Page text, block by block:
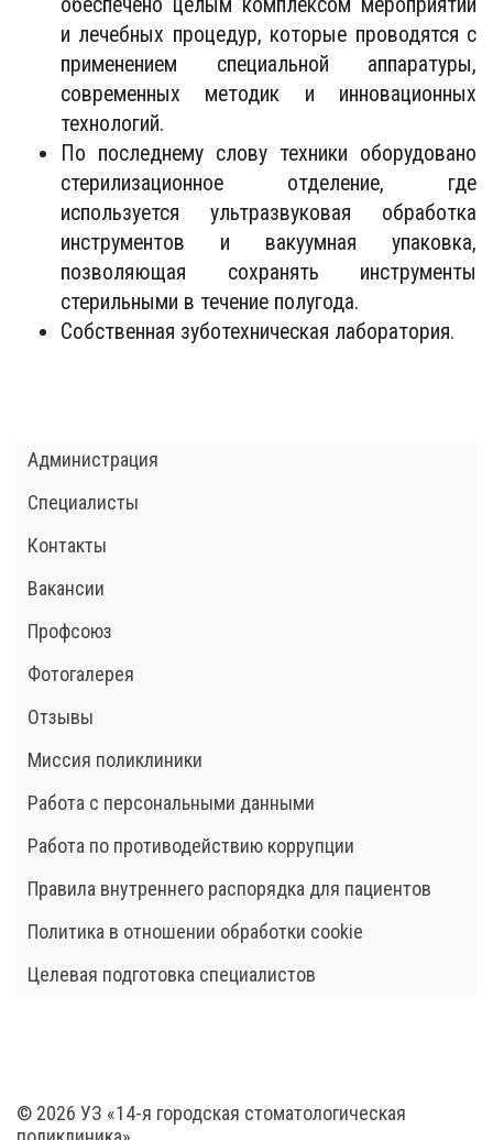
и лечебных процедур, которые проводятся с
применением специальной аппаратуры,
современных методик и инновационных
технологий.
По последнему слову техники оборудовано
стерилизационное отделение, где
используется ультразвуковая обработка
инструментов и вакуумная упаковка,
позволяющая сохранять инструменты
стерильными в течение полугода.
Собственная зуботехническая лаборатория.
Администрация
Специалисты
Контакты
Вакансии
Профсоюз
Фотогалерея
Отзывы
Миссия поликлиники
Работа с персональными данными
Работа по противодействию коррупции
Правила внутреннего распорядка для пациентов
Политика в отношении обработки cookie
Целевая подготовка специалистов
© 2026 УЗ «14-я городская стоматологическая